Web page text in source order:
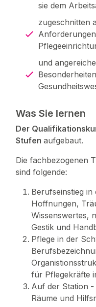
sie dem
zugeschnitten
und
Was Sie lernen
Der
Stufen aufgebaut.
Die fachbezogenen
sind folgende:
Berufseinstieg
Hoffnungen,
Wissenswertes,
Gestik und
Pflege in der
für Pflegekräfte
Auf der Station -
Räume und